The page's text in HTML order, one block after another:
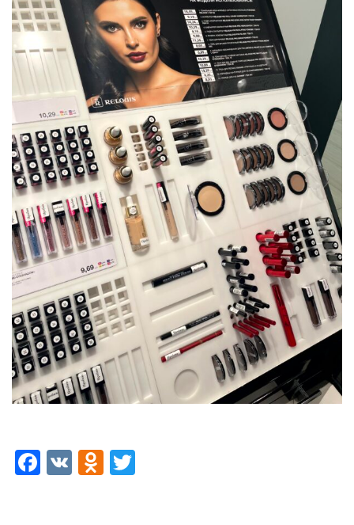
FACEBOOK
VK ODNOKLASSNIKI